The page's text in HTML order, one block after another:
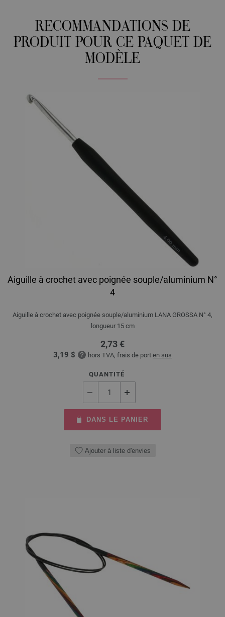
RECOMMANDATIONS DE
PRODUIT POUR CE PAQUET DE
MODÈLE
Aiguille à crochet avec poignée souple/aluminium N°
4
Aiguille à crochet avec poignée souple/aluminium LANA GROSSA N° 4,
longueur 15 cm
2,73 €
3,19 $ hors TVA, frais de port en sus
QUANTITÉ
DANS LE PANIER
Ajouter à liste d'envies